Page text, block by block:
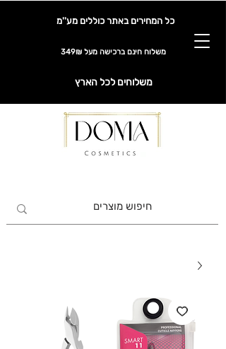
כל המחירים באתר כוללים מע''מ
משלוח חינם ברכישה מעל 349₪
משלוחים לכל הארץ